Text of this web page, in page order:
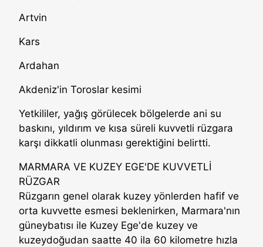
Artvin
Kars
Ardahan
Akdeniz'in Toroslar kesimi
Yetkililer, yağış görülecek bölgelerde ani su
baskını, yıldırım ve kısa süreli kuvvetli rüzgara
karşı dikkatli olunması gerektiğini belirtti.
MARMARA VE KUZEY EGE'DE KUVVETLİ
RÜZGAR
Rüzgarın genel olarak kuzey yönlerden hafif ve
orta kuvvette esmesi beklenirken, Marmara'nın
güneybatısı ile Kuzey Ege'de kuzey ve
kuzeydoğudan saatte 40 ila 60 kilometre hızla